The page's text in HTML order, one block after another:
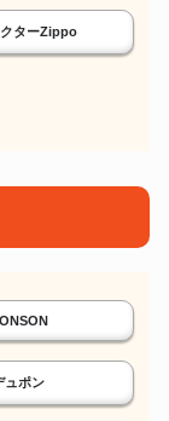
ターZippo
ュポン